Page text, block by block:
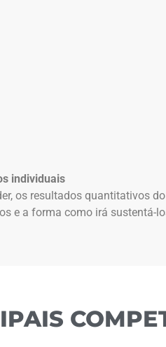
individuais
os resultados quantitativos
e a forma como irá sustentá-